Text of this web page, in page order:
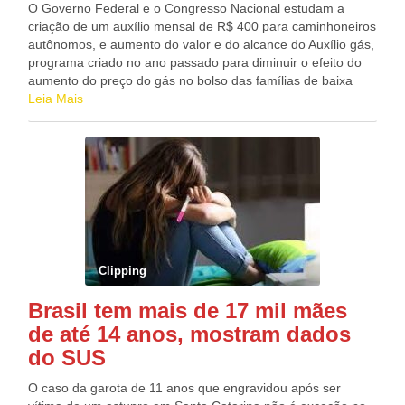
mostram como a escolha do uso da terra pode determinar o
agravamento do problema. “Isso indica o potencial de
recuperação dessas áreas, que podem se tornar mais
produtivas e contribuir para a remoção de carbono, quando
bem manejadas e sem a abertura de novos pastos”,
apontou o estudo. Fonte: DP
O Governo Federal e o Congresso Nacional estudam a
criação de um auxílio mensal de R$ 400 para caminhoneiros
autônomos, e aumento do valor e do alcance do Auxílio gás,
programa criado no ano passado para diminuir o efeito do
aumento do preço do gás no bolso das famílias de baixa
renda. Ambas propostas foram discutidas, nesta terça-feira
Lira (PP-AL), em consequência dos reajustes anunciados
pela Petrobras sobre a gasolina e do diesel. Devido às
eleições de 2022, a lei eleitoral não permite a criação e
ampliação de programas sociais. Por isso, é esperado que
ambos auxílios sejam incluídos na Proposta de Emenda à
Constituição (PEC) que discute o Imposto Sobre Circulação
de Mercadorias e Prestação de Serviços, já que ela se
sobrepõe a essa lei. Fonte: DP
Leia Mais
Clipping
Brasil tem mais de 17 mil mães
de até 14 anos, mostram dados
do SUS
O caso da garota de 11 anos que engravidou após ser